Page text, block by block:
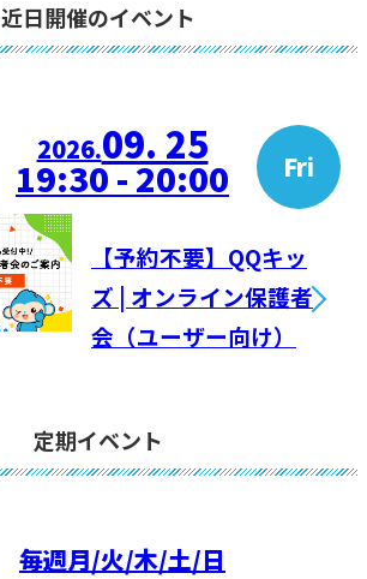
近日開催のイベント
2026.09. 25 Fri
19:30 - 20:00
【予約不要】QQキッ
ズ | オンライン保護者
会（ユーザー向け）
定期イベント
毎週月/火/木/土/日